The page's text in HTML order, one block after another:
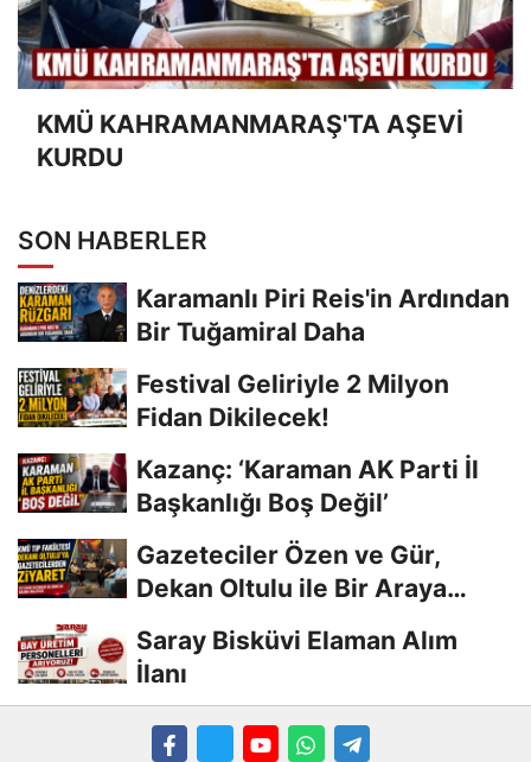
KMÜ KAHRAMANMARAŞ'TA AŞEVİ
KURDU
SON HABERLER
Karamanlı Piri Reis'in Ardından
Bir Tuğamiral Daha
Festival Geliriyle 2 Milyon
Fidan Dikilecek!
Kazanç: ‘Karaman AK Parti İl
Başkanlığı Boş Değil’
Gazeteciler Özen ve Gür,
Dekan Oltulu ile Bir Araya
Saray Bisküvi Elaman Alım
İlanı